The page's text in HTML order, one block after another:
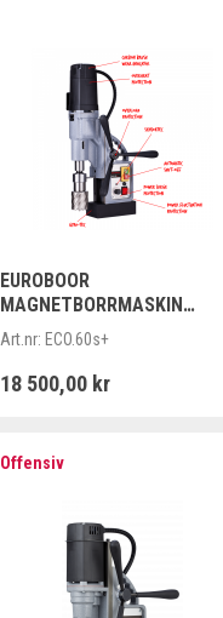
EUROBOOR
MAGNETBORRMASKIN
VARIABEL SPEED
Art.nr: ECO.60s+
18 500,00 kr
Offensiv